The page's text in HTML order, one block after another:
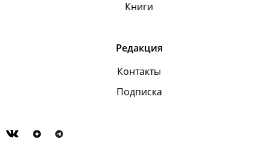
Книги
Редакция
Контакты
Подписка